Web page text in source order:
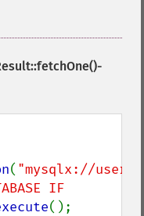
-
( "mysqlx://
IF